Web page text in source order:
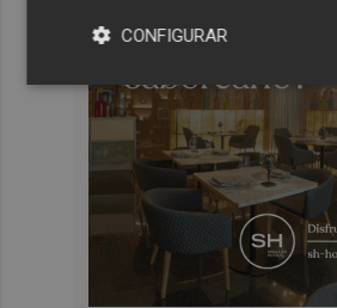
CONFIGURAR